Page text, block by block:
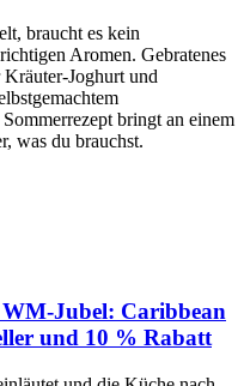
braucht es kein
Aromen. Gebratenes
Joghurt und
bringt an einem
was du brauchst.
WM-Jubel: Caribbean
und 10 % Rabatt